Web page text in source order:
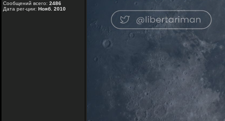
Сообщений всего: 2486
Дата рег-ции: Нояб. 2010